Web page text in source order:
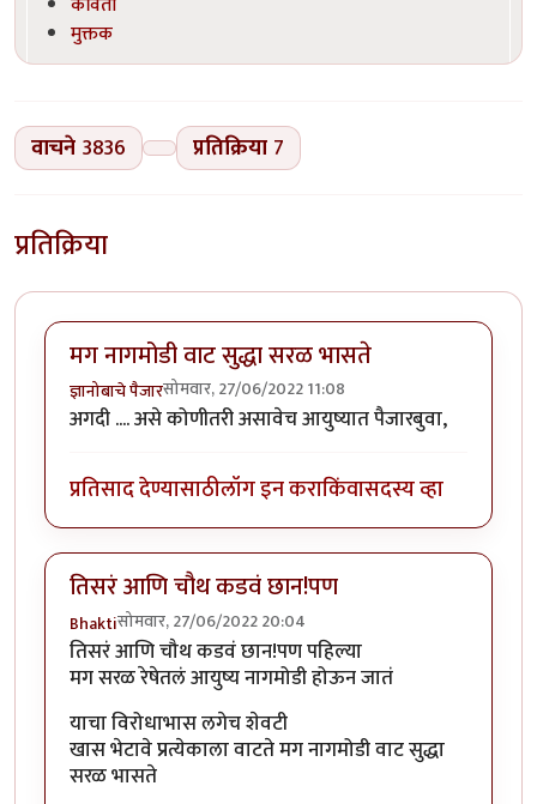
मुक्तक
वाचने 3836 प्रतिक्रिया 7
प्रतिक्रिया
मग नागमोडी वाट सुद्धा सरळ भासते
ज्ञानोबाचे पैजारसोमवार, 27/06/2022 11:08
अगदी .... असे कोणीतरी असावेच आयुष्यात पैजारबुवा,
प्रतिसाद देण्यासाठीलॉग इन कराकिंवासदस्य व्हा
तिसरं आणि चौथ कडवं छान!पण
Bhaktiसोमवार, 27/06/2022 20:04
तिसरं आणि चौथ कडवं छान!पण पहिल्या
मग सरळ रेषेतलं आयुष्य नागमोडी होऊन जातं
याचा विरोधाभास लगेच शेवटी
खास भेटावे प्रत्येकाला वाटते मग नागमोडी वाट सुद्धा
सरळ भासते